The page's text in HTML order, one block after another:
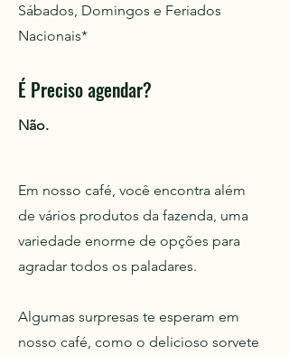
Sábados, Domingos e Feriados
Nacionais*
​É Preciso agendar?
Não.
Em nosso café, você encontra além
de vários produtos da fazenda, uma
variedade enorme de opções para
agradar todos os paladares.
Algumas surpresas te esperam em
nosso café, como o delicioso sorvete